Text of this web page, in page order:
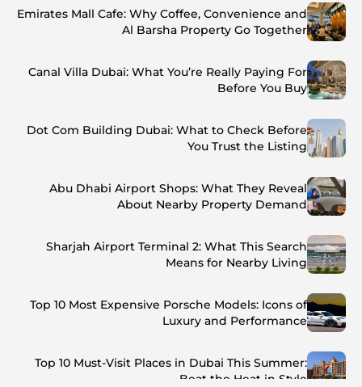
Emirates Mall Cafe: Why Coffee, Convenience and
Al Barsha Property Go Together
Canal Villa Dubai: What You’re Really Paying For
Before You Buy
Dot Com Building Dubai: What to Check Before
You Trust the Listing
Abu Dhabi Airport Shops: What They Reveal
About Nearby Property Demand
Sharjah Airport Terminal 2: What This Search
Means for Nearby Living
Top 10 Most Expensive Porsche Models: Icons of
Luxury and Performance
Top 10 Must-Visit Places in Dubai This Summer:
Beat the Heat in Style